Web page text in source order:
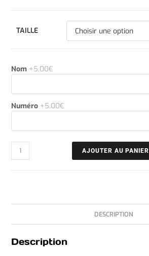
TAILLE
Nom +5.00€
Numéro +5.00€
AJOUTER AU PANIER
DESCRIPTION
Description